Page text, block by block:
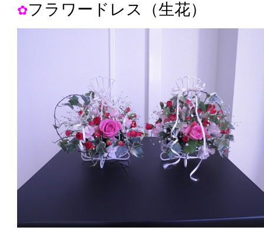
✿フラワードレス（生花）